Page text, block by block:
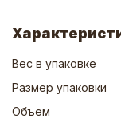
Вес в упаковке
Размер упаковки
Объем